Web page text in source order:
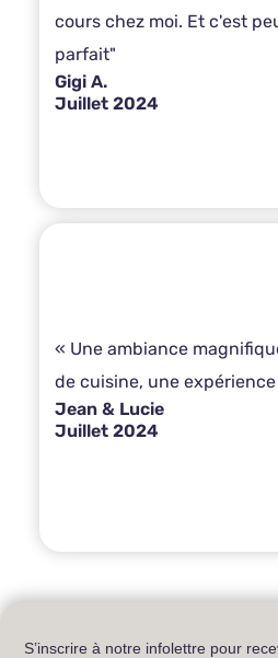
cours chez moi. Et c'est
parfait"
Gigi A.
Juillet 2024
« Une ambiance
de cuisine, une
Jean & Lucie
Juillet 2024
S’inscrire à notre infolettre pour